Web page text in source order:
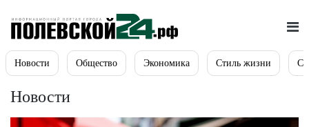
Новости Общество Экономика Стиль жизни
Новости